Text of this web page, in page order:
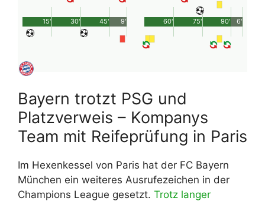
45'
15' 30' 9' 90'
60' 75' 6'
Bayern trotzt PSG und
Platzverweis – Kompanys
Team mit Reifeprüfung in Paris
Im Hexenkessel von Paris hat der FC Bayern
München ein weiteres Ausrufezeichen in der
Champions League gesetzt. Trotz langer